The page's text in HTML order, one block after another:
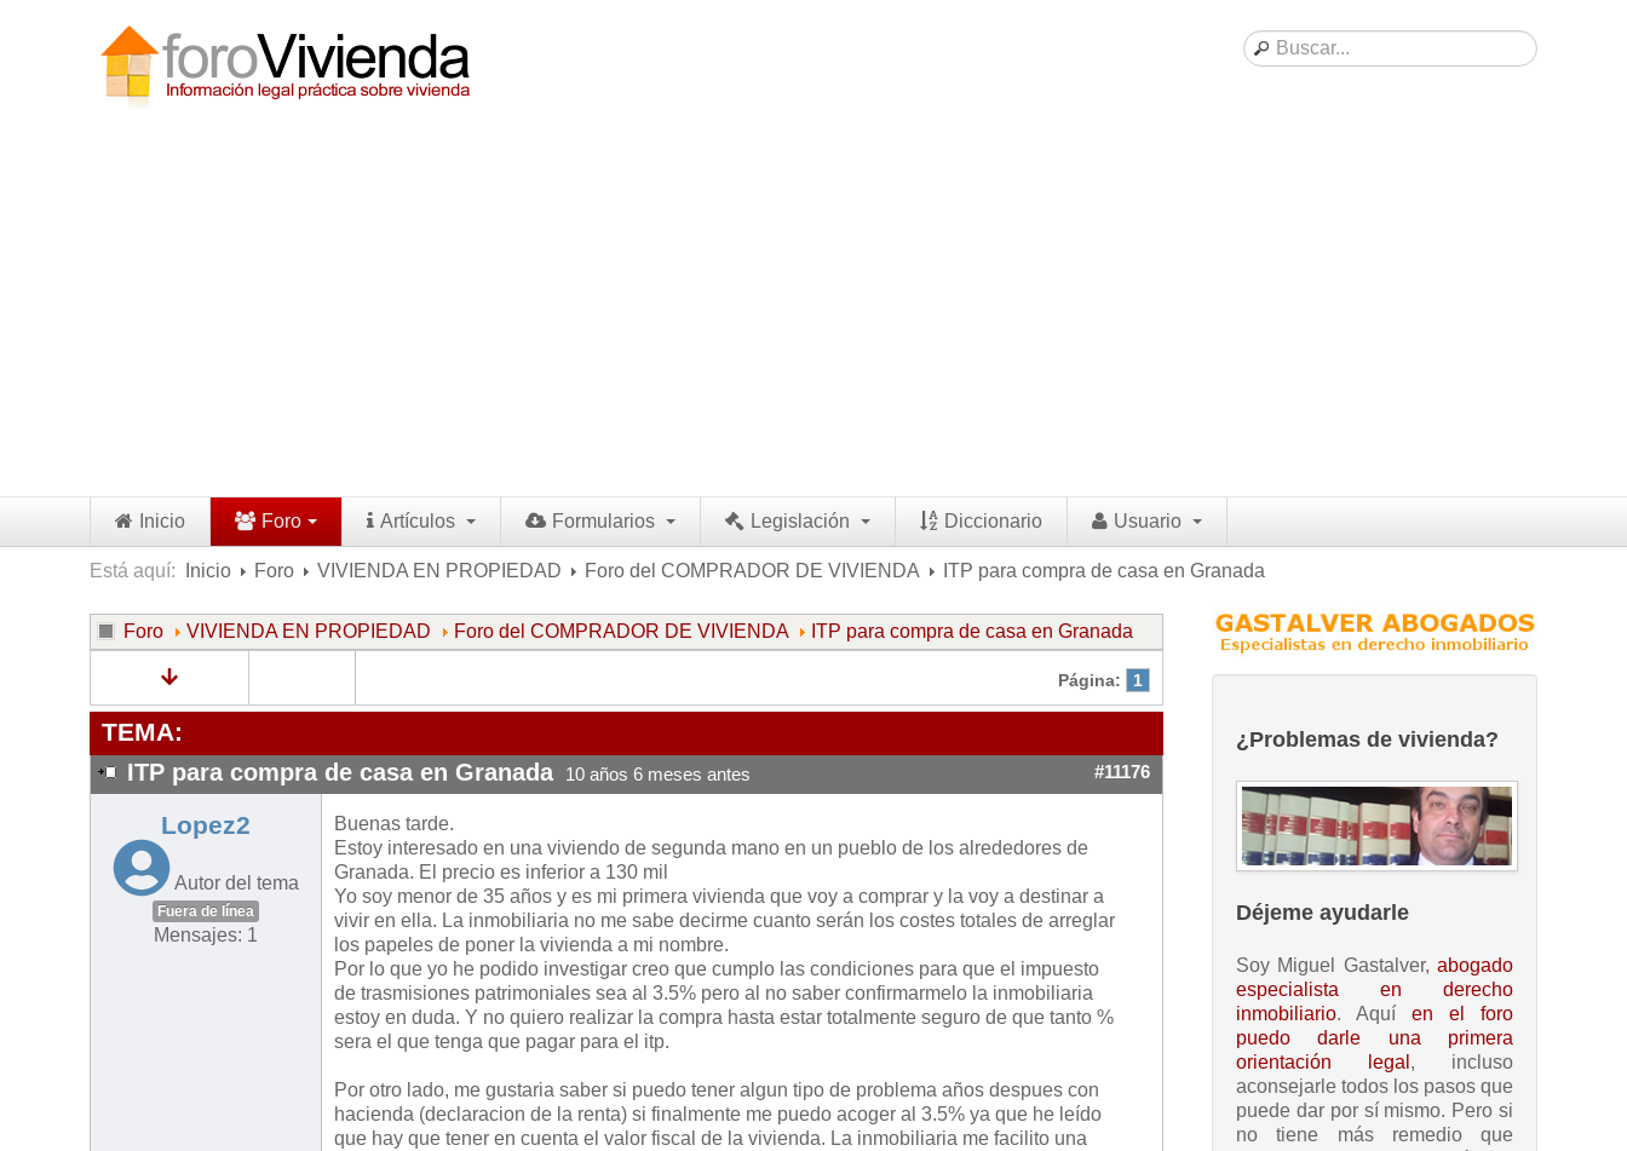
Inicio Foro Artículos Formularios Legislación Diccionario Usuario
Está aquí: Inicio Foro VIVIENDA EN PROPIEDAD Foro del COMPRADOR DE VIVIENDA ITP para compra de casa en Granada
Foro VIVIENDA EN PROPIEDAD Foro del COMPRADOR DE VIVIENDA ITP para compra de casa en Granada
Página: 1
TEMA:
ITP para compra de casa en Granada 10 años 6 meses antes #11176
Lopez2
Autor del tema
Fuera de línea
Mensajes: 1
Buenas tarde.
Estoy interesado en una viviendo de segunda mano en un pueblo de los alrededores de
Granada. El precio es inferior a 130 mil
Yo soy menor de 35 años y es mi primera vivienda que voy a comprar y la voy a destinar a
vivir en ella. La inmobiliaria no me sabe decirme cuanto serán los costes totales de arreglar
los papeles de poner la vivienda a mi nombre.
Por lo que yo he podido investigar creo que cumplo las condiciones para que el impuesto
de trasmisiones patrimoniales sea al 3.5% pero al no saber confirmarmelo la inmobiliaria
estoy en duda. Y no quiero realizar la compra hasta estar totalmente seguro de que tanto %
sera el que tenga que pagar para el itp.
Por otro lado, me gustaria saber si puedo tener algun tipo de problema años despues con
hacienda (declaracion de la renta) si finalmente me puedo acoger al 3.5% ya que he leído
que hay que tener en cuenta el valor fiscal de la vivienda. La inmobiliaria me facilito una
¿Problemas de vivienda?
Déjeme ayudarle
Soy Miguel Gastalver, abogado
especialista en derecho
inmobiliario. Aquí en el foro
puedo darle una primera
orientación legal , incluso
aconsejarle todos los pasos que
puede dar por sí mismo. Pero si
no tiene más remedio que